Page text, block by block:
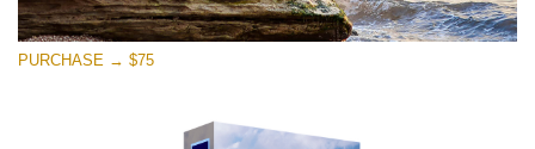
PURCHASE → $75